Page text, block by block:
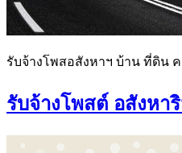
รับจ้างโพสอสังหาฯ บ้าน ที่ดิน
รับจ้างโพสต์ อสังหา